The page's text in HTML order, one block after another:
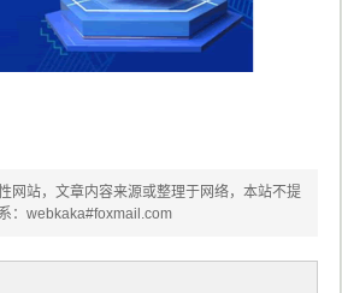
网站，文章内容来源或整理于网络，本站不提
：webkaka#foxmail.com